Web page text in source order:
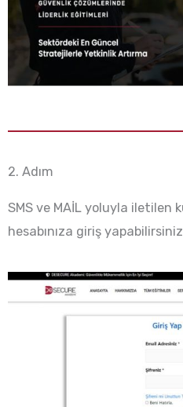
2. Adım
SMS ve MAİL yoluyla iletilen
hesabınıza giriş